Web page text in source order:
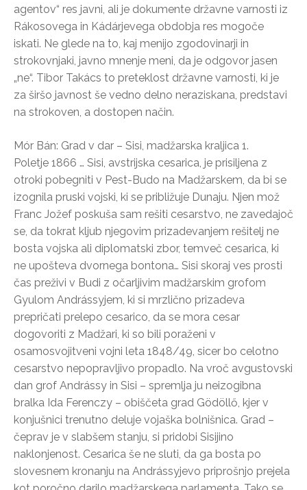
agentov“ res javni, ali je dokumente državne varnosti iz
Rákosovega in Kádárjevega obdobja res mogoče
iskati. Ne glede na to, kaj menijo zgodovinarji in
strokovnjaki, javno mnenje meni, da je odgovor jasen
„ne“. Tibor Takács to preteklost državne varnosti, ki je
za širšo javnost še vedno delno neraziskana, predstavi
na strokoven, a dostopen način.
Mór Bán: Grad v dar – Sisi, madžarska kraljica 1.
Poletje 1866 … Sisi, avstrijska cesarica, je prisiljena z
otroki pobegniti v Pest-Budo na Madžarskem, da bi se
izognila pruski vojski, ki se približuje Dunaju. Njen mož
Franc Jožef poskuša sam rešiti cesarstvo, ne zavedajoč
se, da tokrat kljub njegovim prizadevanjem rešitelj ne
bosta vojska ali diplomatski zbor, temveč cesarica, ki
ne upošteva dvornega bontona… Sisi skoraj ves prosti
čas preživi v Budi z očarljivim madžarskim grofom
Gyulom Andrássyjem, ki si mrzlično prizadeva
prepričati prelepo cesarico, da se mora cesar
dogovoriti z Madžari, ki so bili poraženi v
osamosvojitveni vojni leta 1848/49, sicer bo celotno
cesarstvo nepopravljivo propadlo. Na vroč avgustovski
dan grof Andrássy in Sisi – spremlja ju neizogibna
bralka Ida Ferenczy – obiščeta grad Gödöllő, kjer v
konjušnici trenutno deluje vojaška bolnišnica. Grad –
čeprav je v slabšem stanju, si pridobi Sisijino
naklonjenost. Cesarica še ne sluti, da ga bosta po
slovesnem kronanju na Andrássyjevo priprošnjo prejela